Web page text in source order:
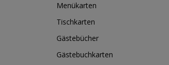
Menükarten
Tischkarten
Gästebücher
Gästebuchkarten